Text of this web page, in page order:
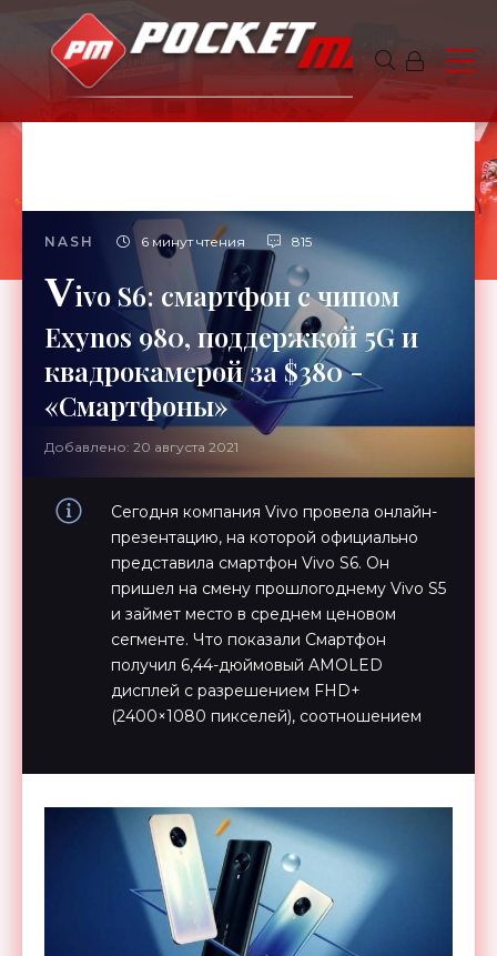
NASH 6 минут чтения 815
Vivo S6: смартфон с чипом
Exynos 980, поддержкой 5G и
квадрокамерой за $380 -
«Смартфоны»
Добавлено: 20 августа 2021
Сегодня компания Vivo провела онлайн-
презентацию, на которой официально
представила смартфон Vivo S6. Он
пришел на смену прошлогоднему Vivo S5
и займет место в среднем ценовом
сегменте. Что показали Смартфон
получил 6,44-дюймовый AMOLED
дисплей с разрешением FHD+
(2400×1080 пикселей), соотношением